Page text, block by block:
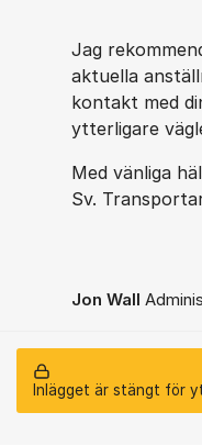
Jag
aktuella
kontakt med
ytterligare
Med vänliga
Sv.
Jon Wall
Inlägget är stängt för